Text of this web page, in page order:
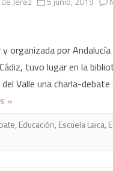
organizada por
tuvo lugar en la
Valle una charla-debate
»
, Educación, Escuela Laica,